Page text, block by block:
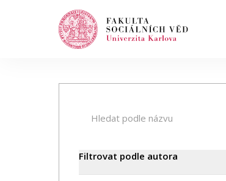
Hledat
Když jsou k dispozici výsledky z
Filtrovat podle autora